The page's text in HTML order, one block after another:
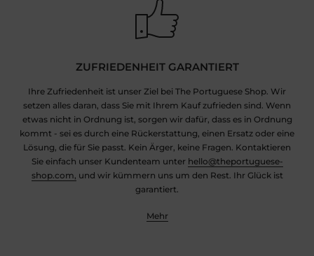
ZUFRIEDENHEIT GARANTIERT
Ihre Zufriedenheit ist unser Ziel bei The Portuguese Shop. Wir
setzen alles daran, dass Sie mit Ihrem Kauf zufrieden sind. Wenn
etwas nicht in Ordnung ist, sorgen wir dafür, dass es in Ordnung
kommt - sei es durch eine Rückerstattung, einen Ersatz oder eine
Lösung, die für Sie passt. Kein Ärger, keine Fragen. Kontaktieren
Sie einfach unser Kundenteam unter hello@theportuguese-
shop.com, und wir kümmern uns um den Rest. Ihr Glück ist
garantiert.
Mehr